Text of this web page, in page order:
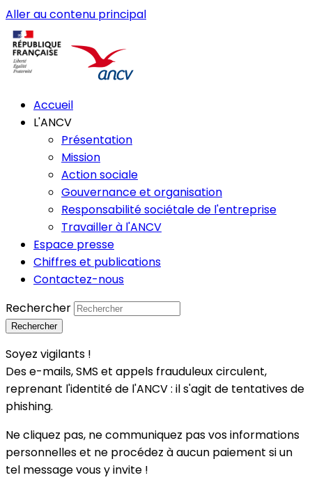
Aller au contenu principal
Accueil
L'ANCV
Présentation
Mission
Action sociale
Gouvernance et organisation
Responsabilité sociétale de l'entreprise
Travailler à l'ANCV
Espace presse
Chiffres et publications
Contactez-nous
Rechercher
Soyez vigilants !
Des e-mails, SMS et appels frauduleux circulent,
reprenant l'identité de l'ANCV : il s'agit de tentatives de
phishing.
Ne cliquez pas, ne communiquez pas vos informations
personnelles et ne procédez à aucun paiement si un
tel message vous y invite !